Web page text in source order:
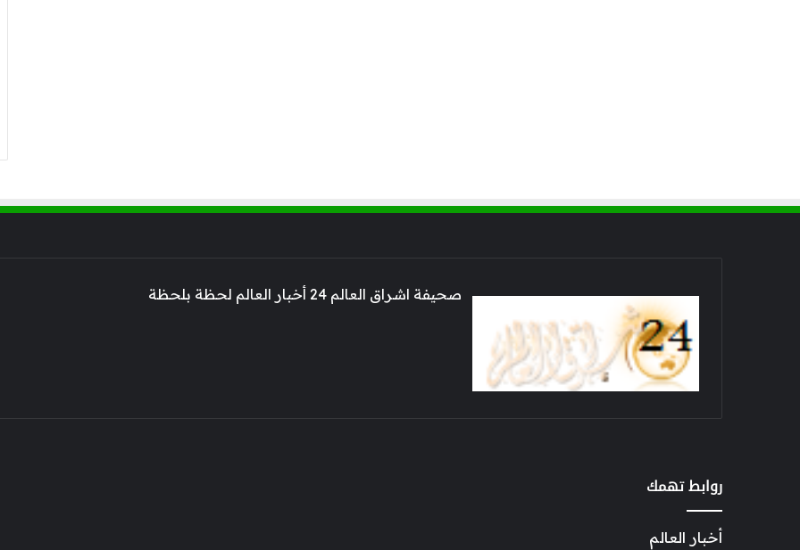
صحيفة اشراق العالم 24 أخبار العالم لحظة بلحظة
روابط تهمك
أخبار العالم